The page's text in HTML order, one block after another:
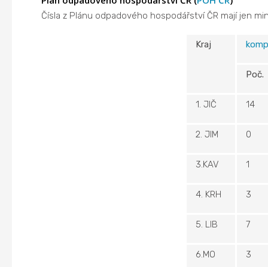
Čísla z Plánu odpadového hospodářství ČR mají jen
Kraj
Poč.
1. JIČ 14
2. JIM 0
3.KAV 1
4. KRH 3
5. LIB 7
6.MO 3